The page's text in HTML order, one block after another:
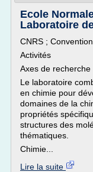
Ecole
Laboratoire
CNRS ;
Activités
Axes de recherche
Le laboratoire
en chimie pour
domaines de la
propriétés
structures des
thématiques.
Chimie...
Lire la suite